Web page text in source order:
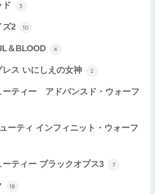
ド 3
ズ2 10
＆BLOOD 4
ス いにしえの女神 2
ーティー アドバンスド・ウォーフ
ーティ インフィニット・ウォーフ
ーティー ブラックオプス3 7
18